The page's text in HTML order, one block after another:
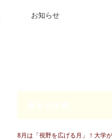
お知らせ
8月は「視野を広げる月」！大学